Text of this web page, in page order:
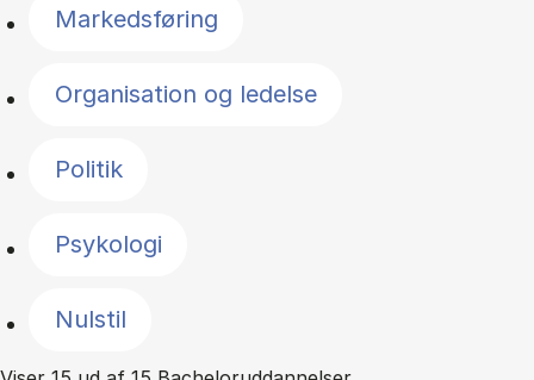
Markedsføring
Organisation og ledelse
Politik
Psykologi
Nulstil